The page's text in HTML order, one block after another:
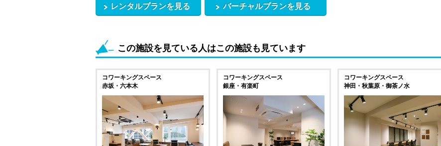
レンタルプランを見る バーチャルプランを見る
この施設を見ている人はこの施設も見ています
コワーキングスペース
赤坂・六本木
コワーキングスペース
銀座・有楽町
コワーキングスペース
神田・秋葉原・御茶ノ水